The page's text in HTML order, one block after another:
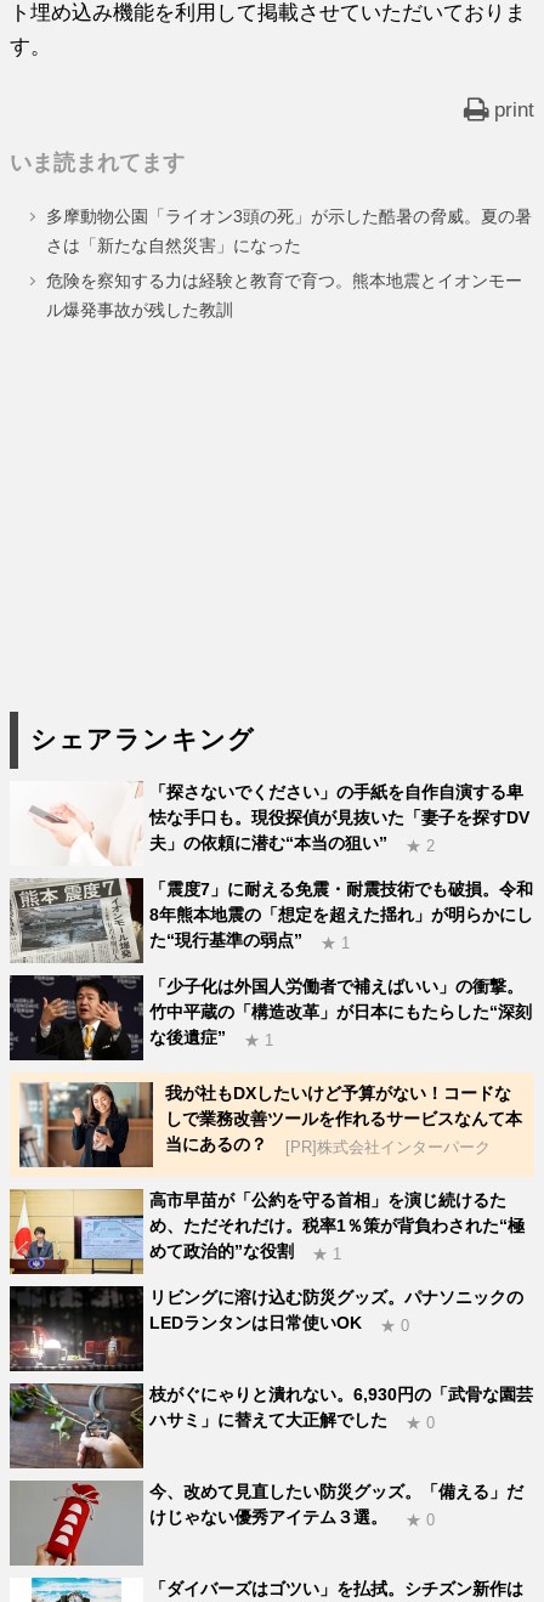
ト埋め込み機能を利用して掲載させていただいておりま
す。
print
いま読まれてます
多摩動物公園「ライオン3頭の死」が示した酷暑の脅威。夏の暑
さは「新たな自然災害」になった
危険を察知する力は経験と教育で育つ。熊本地震とイオンモー
ル爆発事故が残した教訓
シェアランキング
「探さないでください」の手紙を自作自演する卑
怯な手口も。現役探偵が見抜いた「妻子を探すDV
夫」の依頼に潜む“本当の狙い”
★ 2
「震度7」に耐える免震・耐震技術でも破損。令和
8年熊本地震の「想定を超えた揺れ」が明らかにし
た“現行基準の弱点”
★ 1
「少子化は外国人労働者で補えばいい」の衝撃。
竹中平蔵の「構造改革」が日本にもたらした“深刻
な後遺症”
★ 1
我が社もDXしたいけど予算がない！コードな
しで業務改善ツールを作れるサービスなんて本
当にあるの？
[PR]株式会社インターパーク
高市早苗が「公約を守る首相」を演じ続けるた
め、ただそれだけ。税率1％策が背負わされた“極
めて政治的”な役割
★ 1
リビングに溶け込む防災グッズ。パナソニックの
LEDランタンは日常使いOK
★ 0
枝がぐにゃりと潰れない。6,930円の「武骨な園芸
ハサミ」に替えて大正解でした
★ 0
今、改めて見直したい防災グッズ。「備える」だ
けじゃない優秀アイテム３選。
★ 0
「ダイバーズはゴツい」を払拭。シチズン新作は